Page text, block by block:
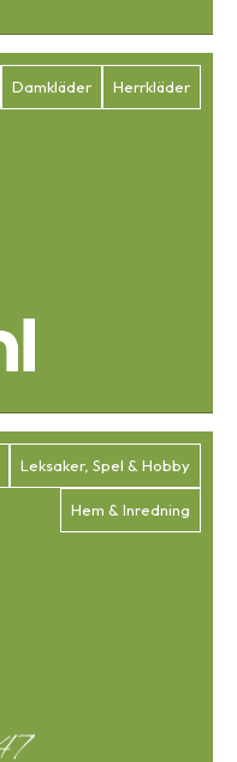
Damkläder Herrkläder
Leksaker, Spel & Hobby
Hem & Inredning